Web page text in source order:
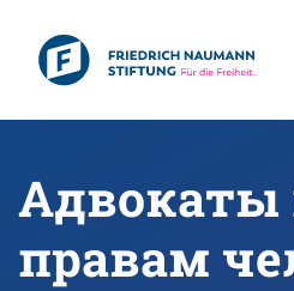
Адвокаты
правам